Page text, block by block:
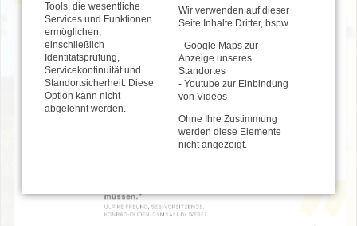
Tools, die wesentliche
Services und Funktionen
ermöglichen,
einschließlich
Identitätsprüfung,
Servicekontinuität und
Standortsicherheit. Diese
Option kann nicht
abgelehnt werden.
Wir verwenden auf dieser
Seite Inhalte Dritter, bspw
- Google Maps zur
Anzeige unseres
Standortes
- Youtube zur Einbindung
von Videos
Ohne Ihre Zustimmung
werden diese Elemente
nicht angezeigt.